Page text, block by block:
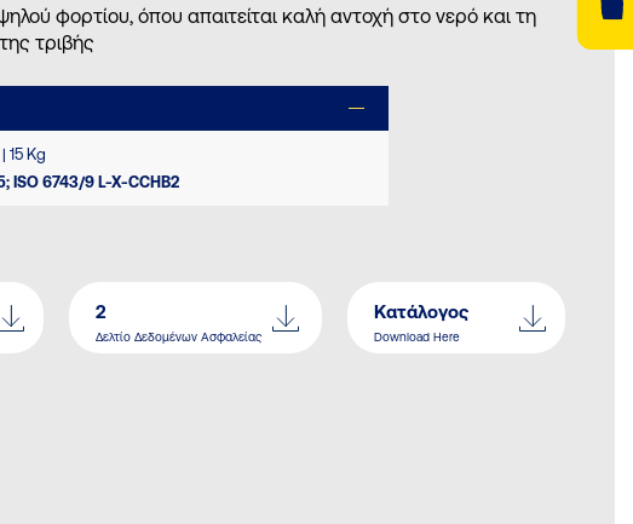
φορτίου, όπου απαιτείται καλή αντοχή στο νερό και τη
τριβής
15 Kg
ISO 6743/9 L-X-CCHB2
2
Δελτίο Δεδομένων Ασφαλείας
Κατάλογος
Download Here